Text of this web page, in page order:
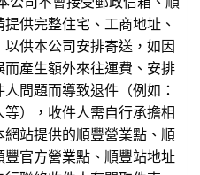
供完整住宅、工商地址、
供本公司安排寄送，如因
產生額外來往運費、安排
問題而導致退件（例如：
），收件人需自行承擔相
站提供的順豐營業點、順
官方營業點、順豐站地址